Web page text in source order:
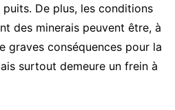
puits. De plus, les conditions
des minerais peuvent être, à
graves conséquences pour la
surtout demeure un frein à